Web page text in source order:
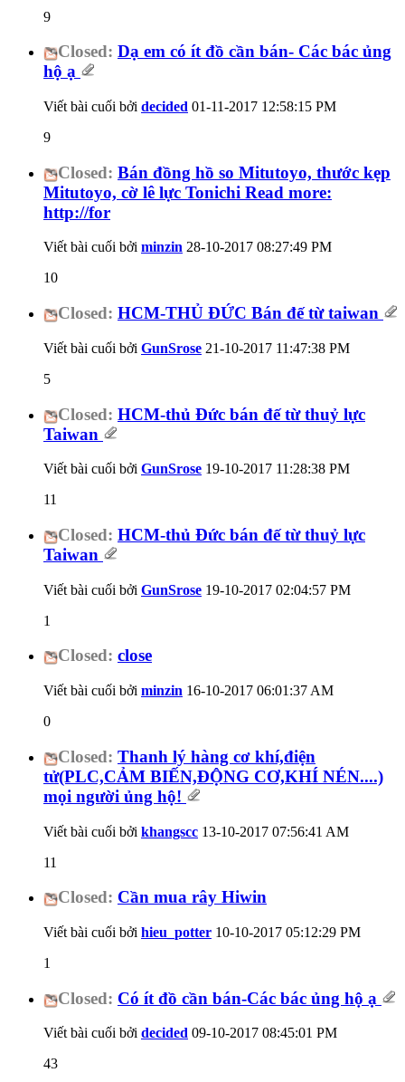
9
Closed: Dạ em có ít đồ cần bán- Các bác ủng
hộ ạ
Viết bài cuối bởi decided 01-11-2017 12:58:15 PM
9
Closed: Bán đồng hồ so Mitutoyo, thước kẹp
Mitutoyo, cờ lê lực Tonichi Read more:
http://for
Viết bài cuối bởi minzin 28-10-2017 08:27:49 PM
10
Closed: HCM-THỦ ĐỨC Bán đế từ taiwan
Viết bài cuối bởi GunSrose 21-10-2017 11:47:38 PM
5
Closed: HCM-thủ Đức bán đế từ thuỷ lực
Taiwan
Viết bài cuối bởi GunSrose 19-10-2017 11:28:38 PM
11
Closed: HCM-thủ Đức bán đế từ thuỷ lực
Taiwan
Viết bài cuối bởi GunSrose 19-10-2017 02:04:57 PM
1
Closed: close
Viết bài cuối bởi minzin 16-10-2017 06:01:37 AM
0
Closed: Thanh lý hàng cơ khí,điện
tử(PLC,CẢM BIẾN,ĐỘNG CƠ,KHÍ NÉN....)
mọi người ủng hộ!
Viết bài cuối bởi khangscc 13-10-2017 07:56:41 AM
11
Closed: Cần mua rây Hiwin
Viết bài cuối bởi hieu_potter 10-10-2017 05:12:29 PM
1
Closed: Có ít đồ cần bán-Các bác ủng hộ ạ
Viết bài cuối bởi decided 09-10-2017 08:45:01 PM
43